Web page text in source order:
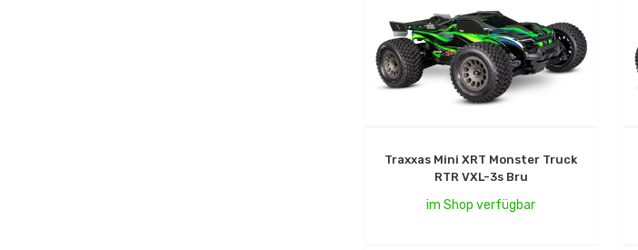
Traxxas Mini XRT Monster Truck
RTR VXL-3s Bru
im Shop verfügbar